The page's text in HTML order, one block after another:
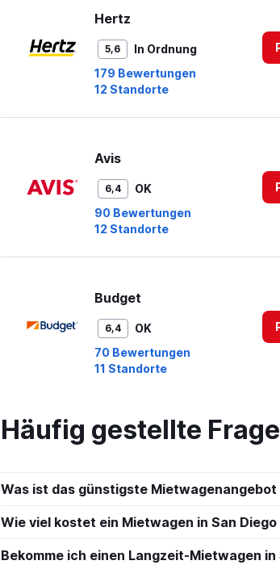
Hertz
5,6
In Ordnung
179 Bewertungen
12 Standorte
Avis
6,4
OK
90 Bewertungen
12 Standorte
Budget
6,4
OK
70 Bewertungen
11 Standorte
U-Save
8 Bewertungen
1 Standort
Häufig gestellte
Was ist das günstigste Mietwagenangebot
Wie viel kostet ein Mietwagen in San
Bekomme ich einen Langzeit-Mietwagen in